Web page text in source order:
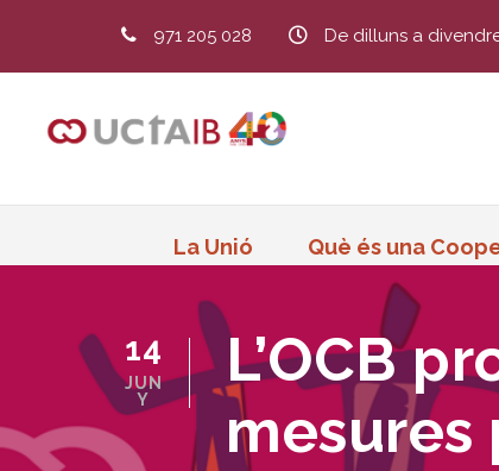
971 205 028 De dilluns a
La Unió Què és una
14
JUN
Y
L’OCB